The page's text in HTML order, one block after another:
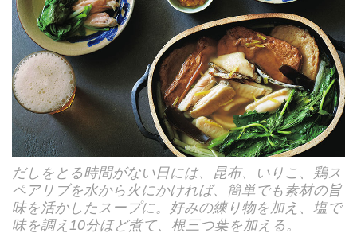
だしをとる時間がない日には、昆布、いりこ、鶏ス
ペアリブを水から火にかければ、簡単でも素材の旨
味を活かしたスープに。好みの練り物を加え、塩で
味を調え10分ほど煮て、根三つ葉を加える。